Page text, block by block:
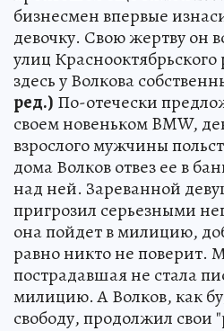
бизнесмен впервые
девочку. Свою жертву он
улиц
здесь у Волкова
ред.) По-отечески
своем новеньком BMW,
взрослого мужчины
дома Волков отвез ее в
над ней. Зареванной
пригрозил серьезными
она пойдет в милицию,
равно никто не поверит.
пострадавшая не стала
милицию. А Волков, как
свободу, продолжил свои